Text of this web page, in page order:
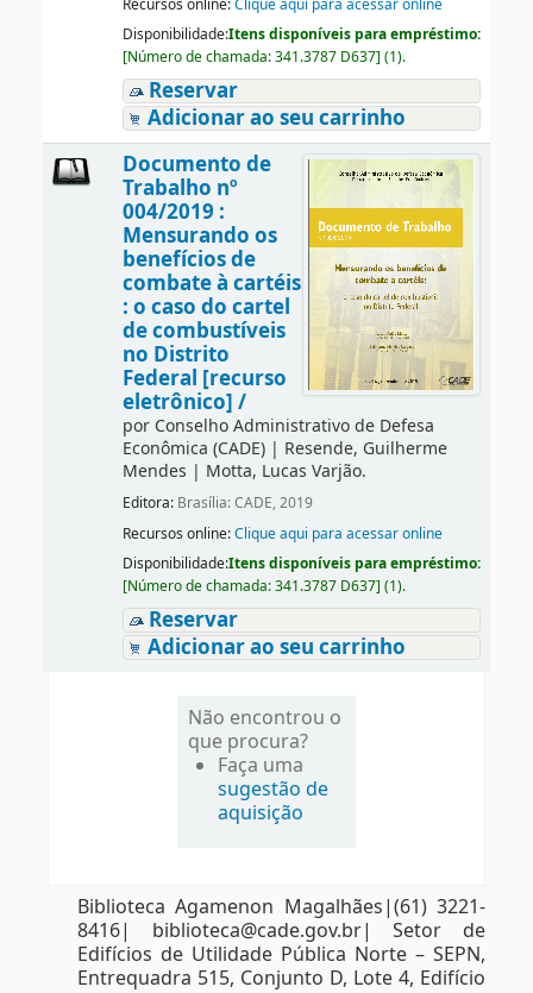
Disponibilidade:Itens disponíveis para empréstimo:
[Número de chamada:341.3787 D637] (1).
Reservar
Adicionar ao seu carrinho
Documento de
Trabalho nº
004/2019 :
Mensurando os
benefícios de
combate à cartéis
: o caso do cartel
de combustíveis
no Distrito
Federal [recurso
eletrônico] /
por Conselho Administrativo de Defesa
Econômica (CADE)| Resende, Guilherme
Mendes | Motta, Lucas Varjão.
Editora: Brasília: CADE, 2019
Recursos online:Clique aqui para acessar online
Disponibilidade:Itens disponíveis para empréstimo:
[Número de chamada:341.3787 D637] (1).
Reservar
Adicionar ao seu carrinho
Não encontrou o
que procura?
Faça uma
sugestão de
aquisição
Biblioteca Agamenon Magalhães|(61) 3221-
8416| biblioteca@cade.gov.br| Setor de
Edifícios de Utilidade Pública Norte – SEPN,
Entrequadra 515, Conjunto D, Lote 4, Edifício